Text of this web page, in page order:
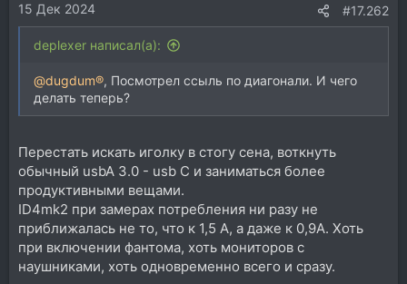
15 Дек 2024 #17.262
deplexer написал(а):
@dugdum®, Посмотрел ссыль по диагонали. И чего
делать теперь?
Перестать искать иголку в стогу сена, воткнуть
обычный usbA 3.0 - usb C и заниматься более
продуктивными вещами.
ID4mk2 при замерах потребления ни разу не
приближалась не то, что к 1,5 А, а даже к 0,9А. Хоть
при включении фантома, хоть мониторов с
наушниками, хоть одновременно всего и сразу.